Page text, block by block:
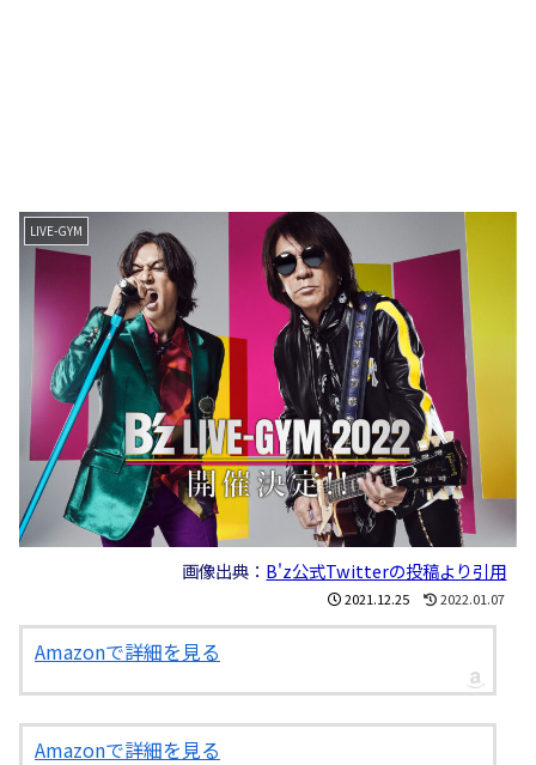
LIVE-GYM
画像出典： B'z公式Twitterの投稿より引用
2021.12.25 2022.01.07
Amazonで詳細を見る
Amazonで詳細を見る